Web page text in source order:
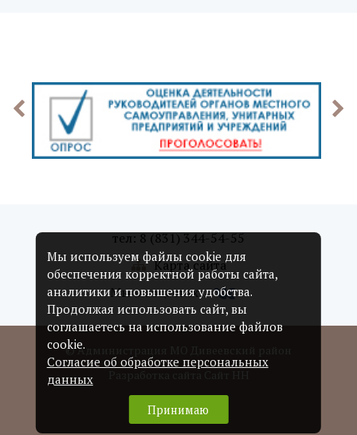
тел: 8 (831) 344-54-55
Карта сайта
Мы в соцсетях:
© Администрация МО Дивеевский район
Мы используем файлы cookie для
обеспечения корректной работы сайта,
аналитики и повышения удобства.
Продолжая использовать сайт, вы
соглашаетесь на использование файлов
cookie.
Согласие об обработке персональных
данных
Принимаю